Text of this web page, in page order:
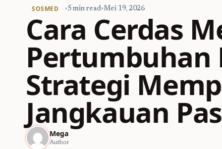
SOSMED •5 min read•Mei 19, 2026
Cara Cerdas
Pertumbuhan
Strategi
Jangkauan
Mega
Author